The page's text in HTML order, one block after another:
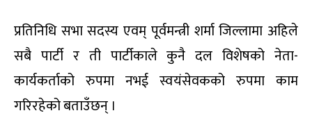
प्रतिनिधि सभा सदस्य एवम् पूर्वमन्त्री शर्मा जिल्लामा अहिले
सबै पार्टी र ती पार्टीकाले कुनै दल विशेषको नेता-
कार्यकर्ताको रुपमा नभई स्वयंसेवकको रुपमा काम
गरिरहेको बताउँछन् ।